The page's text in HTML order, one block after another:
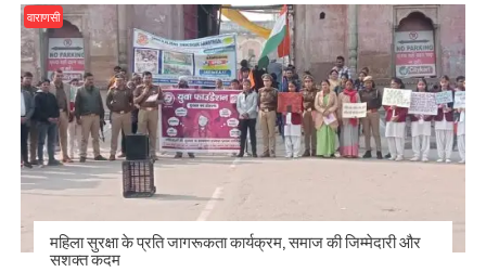
वाराणसी
महिला सुरक्षा के प्रति जागरूकता कार्यक्रम, समाज की जिम्मेदारी और
सशक्त कदम